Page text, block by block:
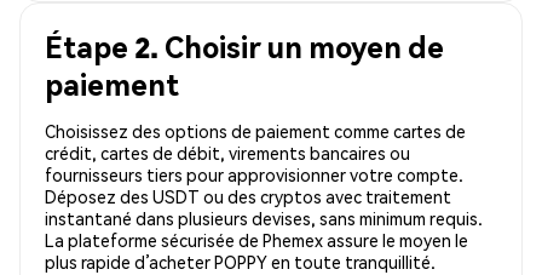
Étape 2. Choisir un moyen de
paiement
Choisissez des options de paiement comme cartes de
crédit, cartes de débit, virements bancaires ou
fournisseurs tiers pour approvisionner votre compte.
Déposez des USDT ou des cryptos avec traitement
instantané dans plusieurs devises, sans minimum requis.
La plateforme sécurisée de Phemex assure le moyen le
plus rapide d’acheter POPPY en toute tranquillité.